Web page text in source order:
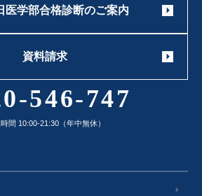
医学部合格診断のご案内
資料請求
546-747
間 10:00-21:30（年中無休）